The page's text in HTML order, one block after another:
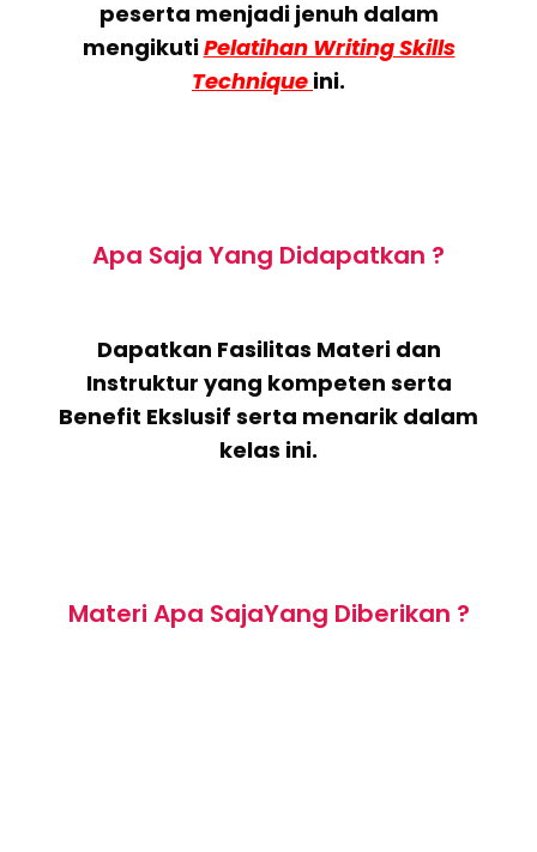
peserta menjadi jenuh dalam
mengikutiPelatihan Writing Skills
Technique ini.
Apa Saja Yang Didapatkan ?
Dapatkan Fasilitas Materi dan
Instruktur yang kompeten serta
Benefit Ekslusif serta menarik dalam
kelas ini.
Materi Apa SajaYang Diberikan ?